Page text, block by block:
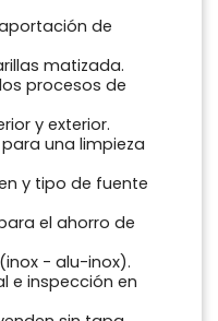
de
matizada.
procesos de
y exterior.
una limpieza
y tipo de fuente
el ahorro de
- alu-inox).
e inspección en